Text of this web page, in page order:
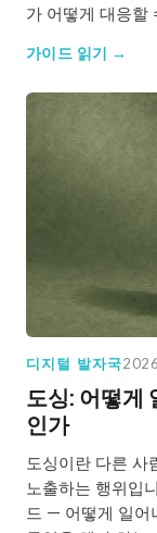
가 어떻게 대응할
가이드 읽기 →
디지털 발자국
도싱: 어떻게
인가
도싱이란 다른 사
노출하는 행위입
드 — 어떻게 일어